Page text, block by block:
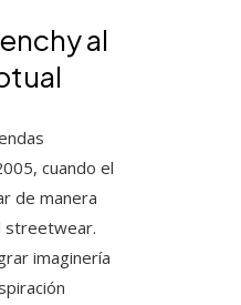
al
cuando el
de manera
streetwear.
imaginería